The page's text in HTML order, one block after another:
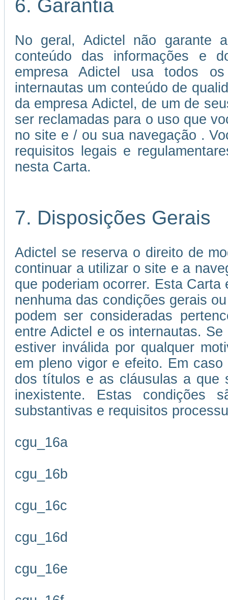
6. Garantia
No geral, Adictel não garante
conteúdo das informações e
empresa Adictel usa todos
internautas um conteúdo de
da empresa Adictel, de um de
ser reclamadas para o uso que
no site e / ou sua navegação .
requisitos legais e
nesta Carta.
7. Disposições Gerais
Adictel se reserva o direito de
continuar a utilizar o site e a
que poderiam ocorrer. Esta
nenhuma das condições gerais
podem ser consideradas
entre Adictel e os internautas.
estiver inválida por qualquer
em pleno vigor e efeito. Em
dos títulos e as cláusulas a que
inexistente. Estas condições
substantivas e requisitos
cgu_16a
cgu_16b
cgu_16c
cgu_16d
cgu_16e